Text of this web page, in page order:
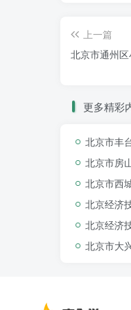
上一篇
北京市通州
更多精彩
北京市丰
北京市房
北京市西
北京经济
北京经济
北京市大